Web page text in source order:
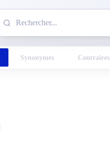
Synonymes Contraires